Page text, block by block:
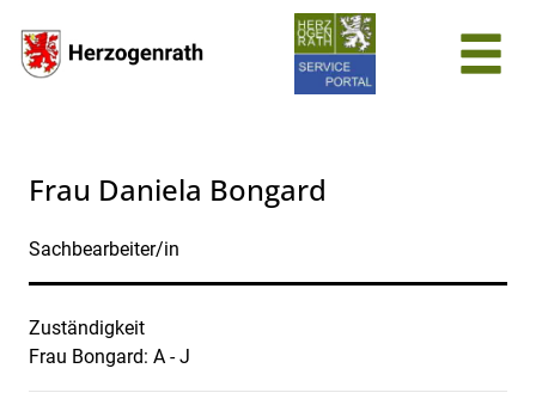
Frau Daniela Bongard
Sachbearbeiter/in
Beschreibung
Zuständigkeit
Frau Bongard: A - J